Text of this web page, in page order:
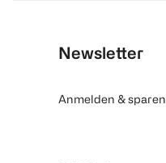
Newsletter
Anmelden & sparen